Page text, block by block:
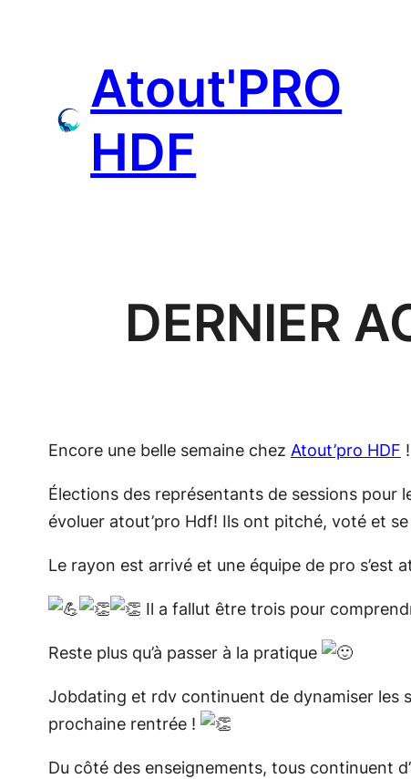
Atout'PRO
HDF
DERNIER
Encore une belle semaine chez Atout’pro HDF !
Élections des représentants de sessions pour
évoluer atout’pro Hdf! Ils ont pitché, voté et
Le rayon est arrivé et une équipe de pro s’est
Il a fallut être trois pour
Reste plus qu’à passer à la pratique
Jobdating et rdv continuent de dynamiser les
prochaine rentrée !
Du côté des enseignements, tous continuent